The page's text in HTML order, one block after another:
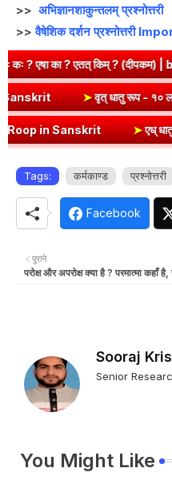
>> अभिज्ञानशाकुन्तलम् प्रश्नोत्तरी
>>वैषेशिक दर्शन
? (दीपकम) |
| Kri Dhatu Roop in Sanskrit
➤एध् धातु रूप - १० लकार,
Tags: कर्मकाण्ड प्रश्नोत्तरी
Facebook
पुराने
परोक्ष और अपरोक्ष क्या है ? परमात्मा
Sooraj
Senior
You Might Like